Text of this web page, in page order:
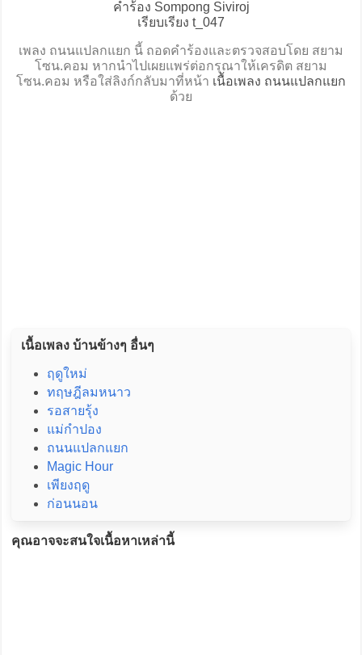
คำร้อง Sompong Siviroj
เรียบเรียง t_047
เพลง ถนนแปลกแยก นี้ ถอดคำร้องและตรวจสอบโดย สยาม
โซน.คอม หากนำไปเผยแพร่ต่อกรุณาให้เครดิต สยาม
โซน.คอม หรือใส่ลิงก์กลับมาที่หน้า เนื้อเพลง ถนนแปลกแยก
ด้วย
เนื้อเพลง บ้านข้างๆ อื่นๆ
ฤดูใหม่
ทฤษฎีลมหนาว
รอสายรุ้ง
แม่กำปอง
ถนนแปลกแยก
Magic Hour
เพียงฤดู
ก่อนนอน
คุณอาจจะสนใจเนื้อหาเหล่านี้